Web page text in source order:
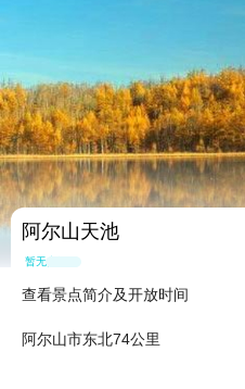
阿尔山天池
暂无点评
查看景点简介及开放时间
阿尔山市东北74公里